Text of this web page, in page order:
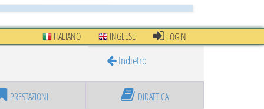
ITALIANO INGLESE
LOGIN
Indietro
PRESTAZIONI DIDATTICA